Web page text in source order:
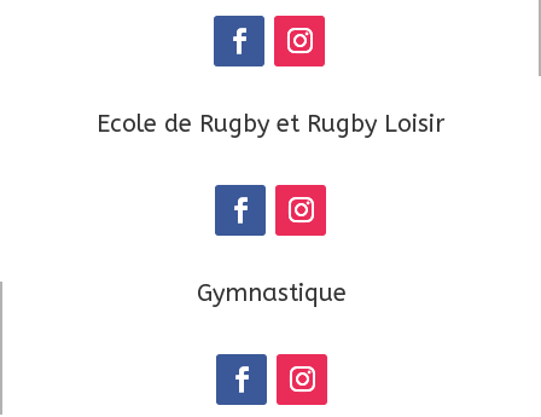
Ecole de Rugby et Rugby Loisir
Gymnastique